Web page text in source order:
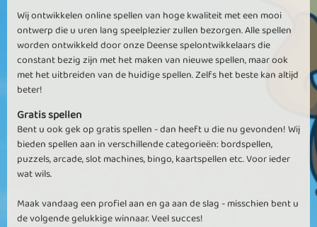
Wij ontwikkelen online spellen van hoge kwaliteit met een mooi
ontwerp die u uren lang speelplezier zullen bezorgen. Alle spellen
worden ontwikkeld door onze Deense spelontwikkelaars die
constant bezig zijn met het maken van nieuwe spellen, maar ook
met het uitbreiden van de huidige spellen. Zelfs het beste kan altijd
beter!
Gratis spellen
Bent u ook gek op gratis spellen - dan heeft u die nu gevonden! Wij
bieden spellen aan in verschillende categorieën: bordspellen,
puzzels, arcade, slot machines, bingo, kaartspellen etc. Voor ieder
wat wils.
Maak vandaag een profiel aan en ga aan de slag - misschien bent u
de volgende gelukkige winnaar. Veel succes!